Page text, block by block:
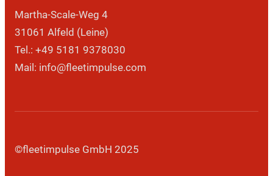
Martha-Scale-Weg 4
31061 Alfeld (Leine)
Tel.: +49 5181 9378030
Mail: info@fleetimpulse.com
©fleetimpulse GmbH 2025